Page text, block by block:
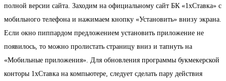
полной версии сайта. Заходим на официальному сайт БК «1хСтавка» с
мобильного телефона и нажимаем кнопку «Установить» внизу экрана.
Если окно пиппардом предложением установить приложение не
появилось, то можно пролистать страницу вниз и тапнуть на
«Мобильные приложения». Для обновления программы букмекерской
конторы 1хСтавка на компьютере, следует сделать пару действия